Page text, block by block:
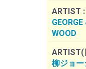
ARTIST :
WOOD
ARTIST(
柳ジョー